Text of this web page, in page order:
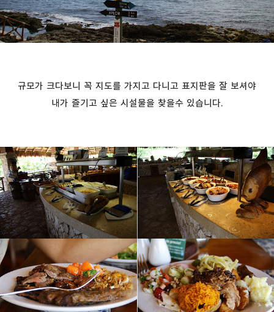
규모가 크다보니 꼭 지도를 가지고 다니고 표지판을 잘 보셔야
내가 즐기고 싶은 시설물을 찾을수 있습니다.